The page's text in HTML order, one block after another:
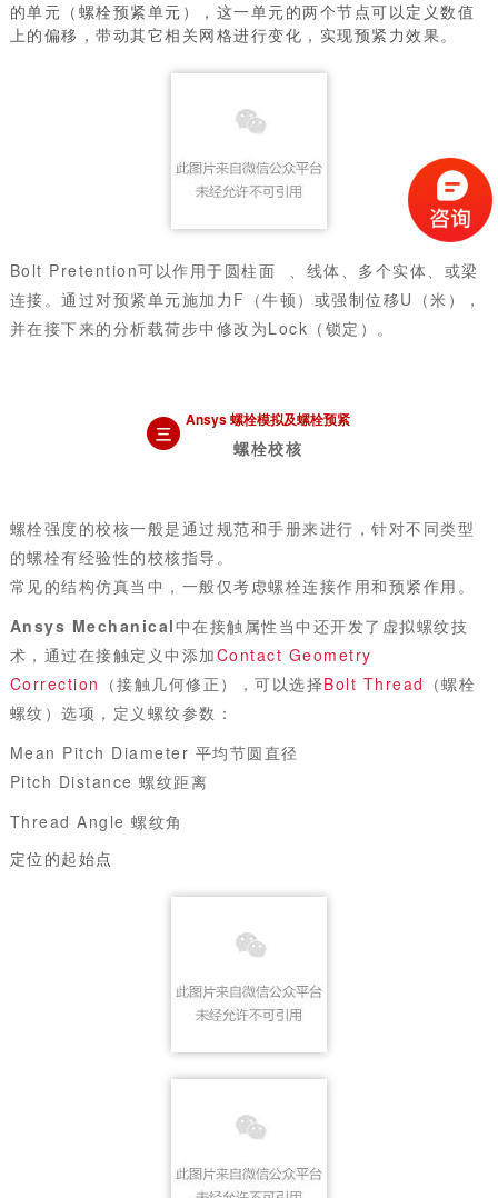
的单元（螺栓预紧单元），这一单元的两个节点可以定义数值
上的偏移，带动其它相关网格进行变化，实现预紧力效果。
Bolt Pretention可以作用于圆柱面
、线体、多个实体、或梁
连接。通过对预紧单元施加力F（牛顿）或强制位移U（米），
并在接下来的分析载荷步中修改为Lock（锁定）。
三
Ansys螺栓模拟及螺栓预紧
螺栓校核
螺栓强度的校核一般是通过规范和手册来进行，针对不同类型
的螺栓有经验性的校核指导。
常见的结构仿真当中，一般仅考虑螺栓连接作用和预紧作用。
Ansys Mechanical中在接触属性当中还开发了虚拟螺纹技
术，通过在接触定义中添加Contact Geometry
Correction （接触几何修正），可以选择Bolt Thread （螺栓
螺纹）选项，定义螺纹参数：
Mean Pitch Diameter 平均节圆直径
Pitch Distance 螺纹距离
Thread Angle 螺纹角
定位的起始点